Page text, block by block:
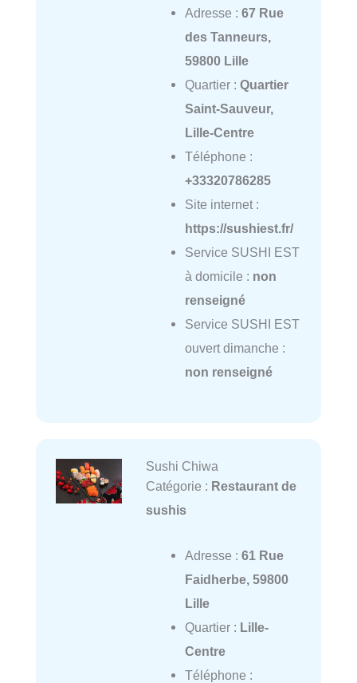
Adresse : 67 Rue
des Tanneurs,
59800 Lille
Quartier : Quartier
Saint-Sauveur,
Lille-Centre
Téléphone :
+33320786285
Site internet :
https://sushiest.fr/
Service SUSHI EST
à domicile : non
renseigné
Service SUSHI EST
ouvert dimanche :
non renseigné
Sushi Chiwa
Catégorie : Restaurant de
sushis
Adresse : 61 Rue
Faidherbe, 59800
Lille
Quartier : Lille-
Centre
Téléphone :